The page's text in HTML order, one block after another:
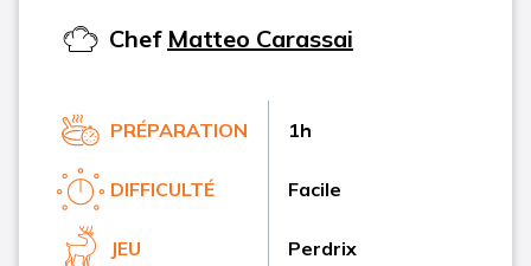
Chef Matteo Carassai
PRÉPARATION 1h
DIFFICULTÉ Facile
JEU Perdrix